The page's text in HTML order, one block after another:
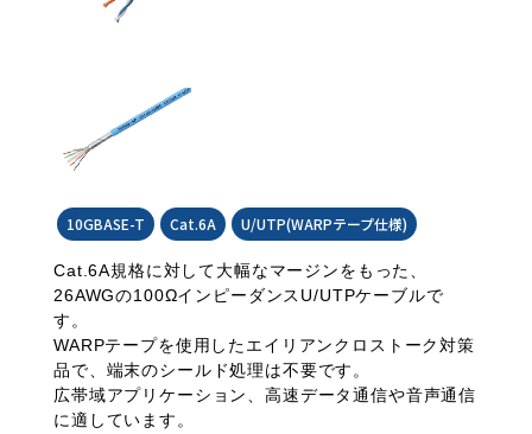
10GBASE-T Cat.6A U/UTP(WARPテープ仕様)
Cat.6A規格に対して大幅なマージンをもった、
26AWGの100ΩインピーダンスU/UTPケーブルで
す。
WARPテープを使用したエイリアンクロストーク対策
品で、端末のシールド処理は不要です。
広帯域アプリケーション、高速データ通信や音声通信
に適しています。